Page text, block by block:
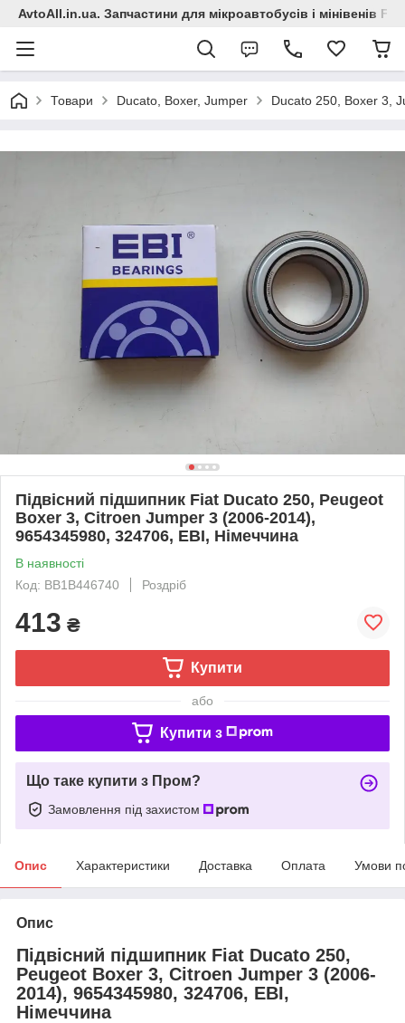
AvtoAll.in.ua. Запчастини для мікроавтобусів і мінівенів
Товари Ducato, Boxer, Jumper Ducato 250, Boxer 3,
Підвісний підшипник Fiat Ducato 250, Peugeot
Boxer 3, Citroen Jumper 3 (2006-2014),
9654345980, 324706, EBI, Німеччина
В наявності
Код: BB1B446740
Роздріб
413 ₴
Купити
або
Купити з
Що таке купити з Пром?
Замовлення під захистом
Опис Характеристики Доставка Оплата Умови
Опис
Підвісний підшипник Fiat Ducato 250,
Peugeot Boxer 3, Citroen Jumper 3 (2006-
2014), 9654345980, 324706, EBI,
Німеччина